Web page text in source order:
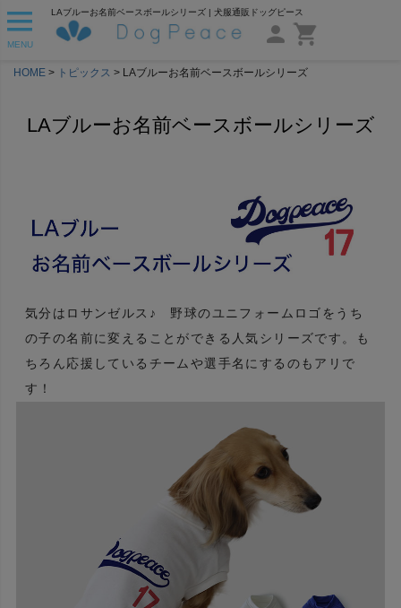
MENU
LAブルーお名前ベースボールシリーズ | 犬服通販ドッグピース
HOME トピックス LAブルーお名前ベースボールシリーズ
LAブルーお名前ベースボールシリーズ
気分はロサンゼルス♪ 野球のユニフォームロゴをうち
の子の名前に変えることができる人気シリーズです。も
ちろん応援しているチームや選手名にするのもアリで
す！